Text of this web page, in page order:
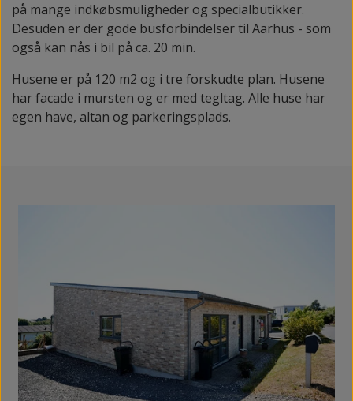
på mange indkøbsmuligheder og specialbutikker.
Desuden er der gode busforbindelser til Aarhus - som
også kan nås i bil på ca. 20 min.
Husene er på 120 m2 og i tre forskudte plan. Husene
har facade i mursten og er med tegltag. Alle huse har
egen have, altan og parkeringsplads.